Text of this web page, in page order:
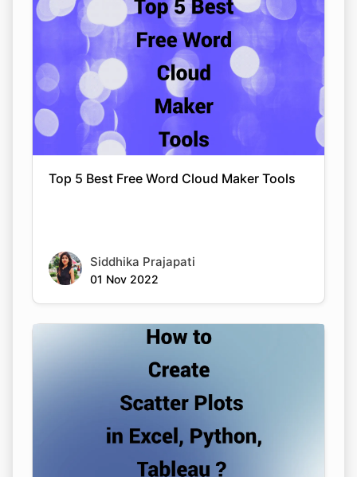
Top 5 Best Free Word Cloud Maker Tools
Siddhika Prajapati
01 Nov 2022